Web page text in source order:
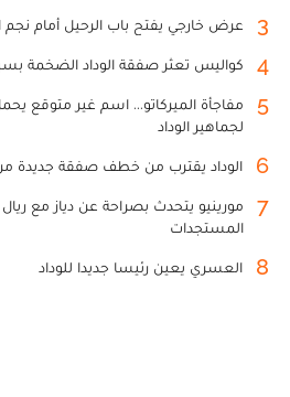
3 عرض خارجي يفتح باب الرحيل أمام نجم
4 كواليس تعثر صفقة الوداد الضخمة
5
مفاجأة الميركاتو... اسم غير متوقع
لجماهير الوداد
6 الوداد يقترب من خطف صفقة جديدة من
7
مورينيو يتحدث بصراحة عن دياز مع
المستجدات
8 العسري يعين رئيسا جديدا للوداد